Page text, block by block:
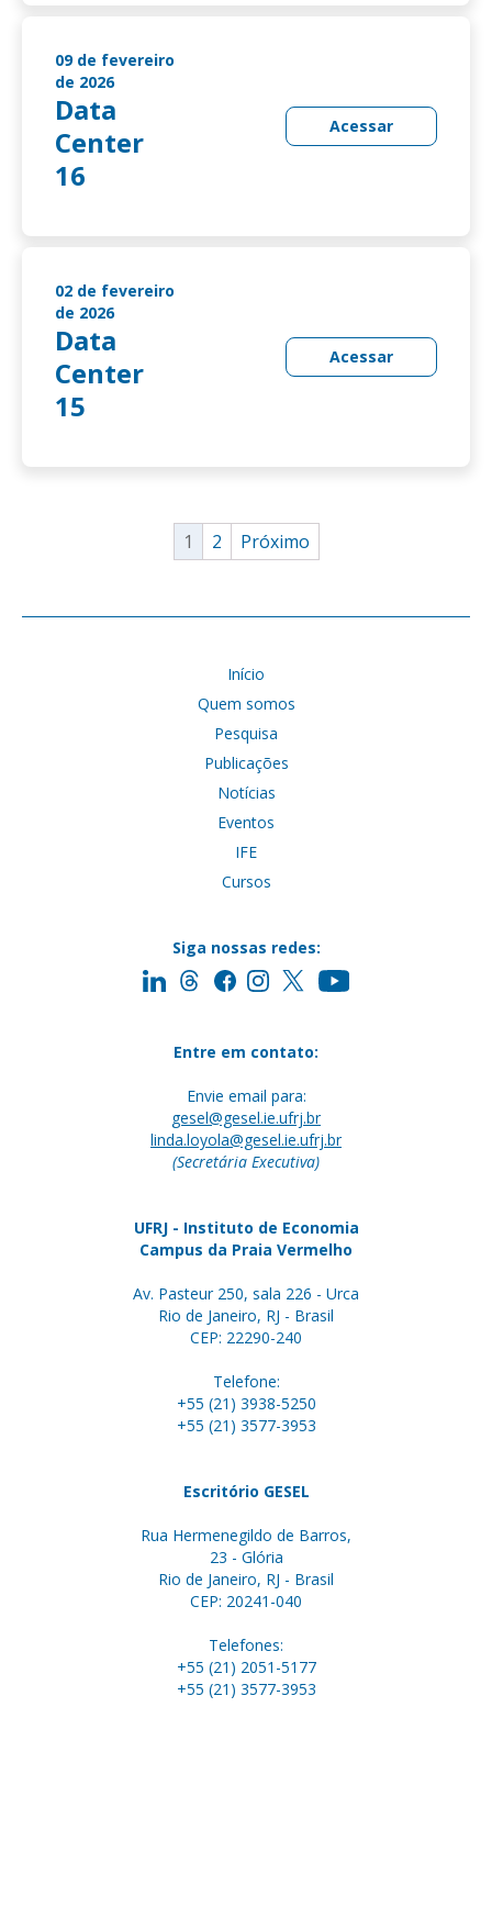
09 de fevereiro
de 2026
Data
Center
16
Acessar
02 de fevereiro
de 2026
Data
Center
15
Acessar
1 2 Próximo
Início
Quem somos
Pesquisa
Publicações
Notícias
Eventos
IFE
Cursos
Siga nossas redes:
Entre em contato:
Envie email para:
gesel@gesel.ie.ufrj.br
linda.loyola@gesel.ie.ufrj.br
(Secretária Executiva)
UFRJ - Instituto de Economia
Campus da Praia Vermelho
Av. Pasteur 250, sala 226 - Urca
Rio de Janeiro, RJ - Brasil
CEP: 22290-240
Telefone:
+55 (21) 3938-5250
+55 (21) 3577-3953
Escritório GESEL
Rua Hermenegildo de Barros,
23 - Glória
Rio de Janeiro, RJ - Brasil
CEP: 20241-040
Telefones:
+55 (21) 2051-5177
+55 (21) 3577-3953